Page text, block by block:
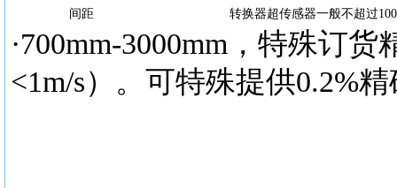
间距
转换器超传感器一般不超过
·700mm-3000mm ，特殊订货
<1m/s）。可特殊提供0.2%